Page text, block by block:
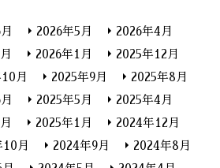
2026年5月
2026年4月
2026年1月
2025年12月
月 2025年9月
2025年8月
2025年5月
2025年4月
2025年1月
2024年12月
月 2024年9月
2024年8月